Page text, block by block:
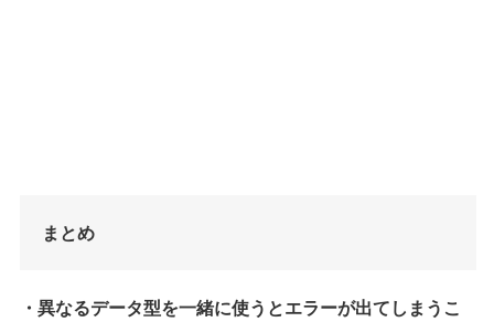
まとめ
・異なるデータ型を一緒に使うとエラーが出てしまうこ